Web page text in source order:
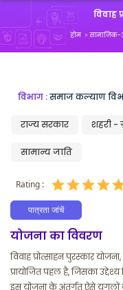
विवाह
होम सामाजिक-
विभाग :समाज कल्याण
राज्य सरकार शहरी -
सामान्य जाति
Rating :
पात्रता जांचें
योजना का विवरण
विवाह प्रोत्साहन पुरस्कार
प्रायोजित पहल है, जिसका उद्देश्य
इस योजना के अंतर्गत ऐसे युगलों